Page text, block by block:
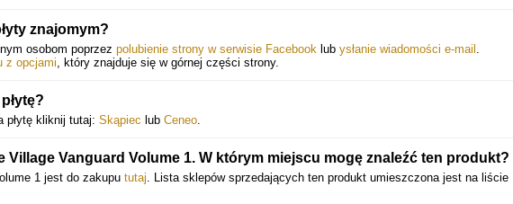
znajomym?
osobom poprzez polubienie strony w serwisie Facebook lub ysłanie wiadomości e-mail .
z opcjami, który znajduje się w górnej części strony.
płytę kliknij tutaj: Skąpiec lub Ceneo.
Village Vanguard Volume 1. W którym miejscu mogę znaleźć ten produkt?
1 jest do zakupu tutaj. Lista sklepów sprzedających ten produkt umieszczona jest na liście